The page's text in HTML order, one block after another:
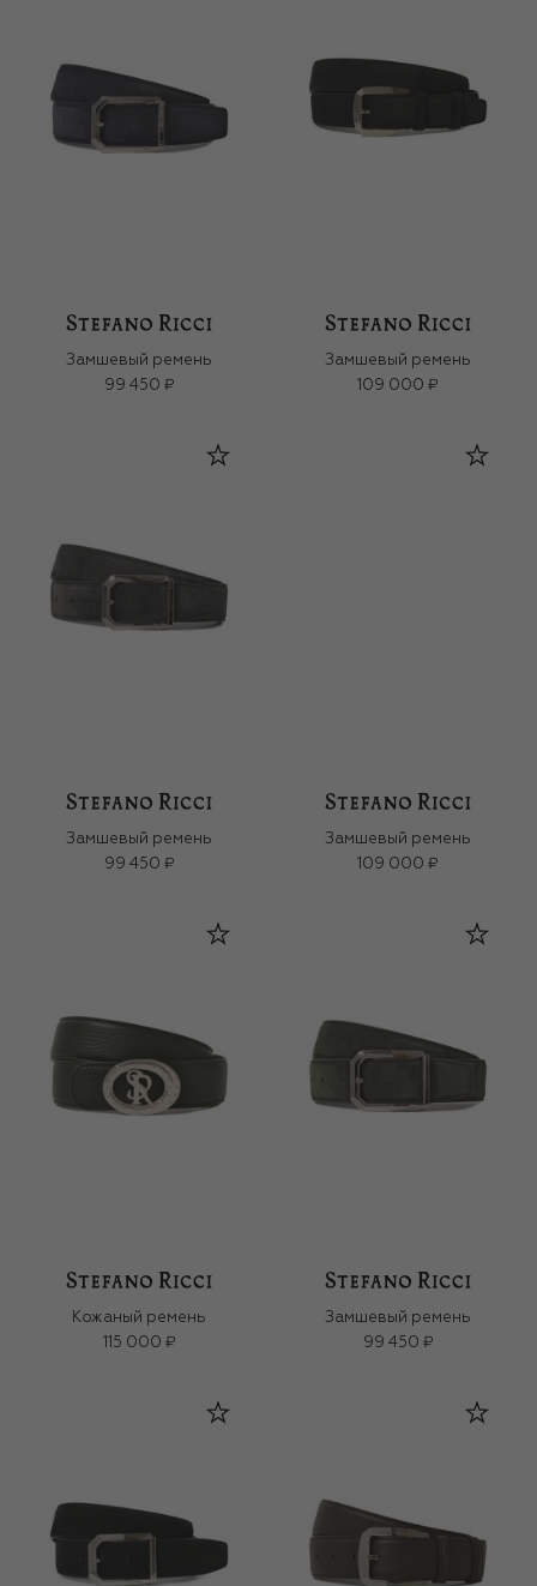
Замшевый ремень
99 450 ₽
Замшевый ремень
109 000 ₽
Замшевый ремень
99 450 ₽
Замшевый ремень
109 000 ₽
Кожаный ремень
115 000 ₽
Замшевый ремень
99 450 ₽